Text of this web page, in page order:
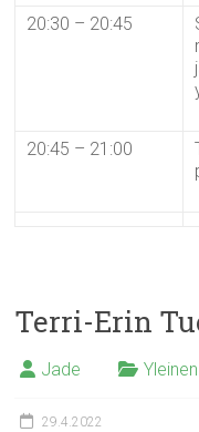
20:30 – 20:45
20:45 – 21:00
Terri-Erin
Jade Yleinen
29.4.2022